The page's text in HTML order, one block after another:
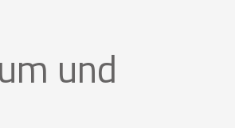
und